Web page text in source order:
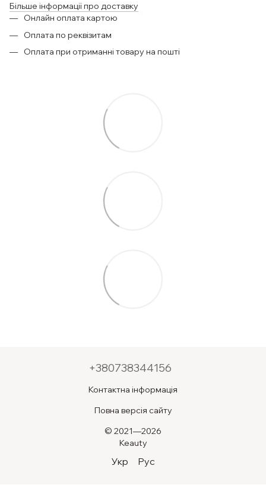
Більше інформації про доставку
Онлайн оплата картою
Оплата по реквізитам
Оплата при отриманні товару на пошті
+380738344156
Контактна інформація
Повна версія сайту
© 2021—2026
Keauty
Укр Рус